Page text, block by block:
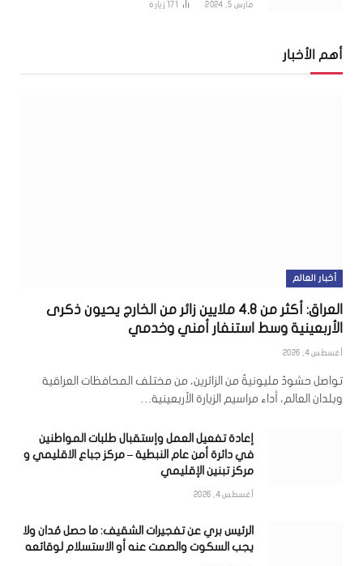
مارس 5, 2024 171 زيارة
أهم الأخبار
أخبار العالم
العراق: أكثر من 4.8 ملايين زائر من الخارج يحيون ذكرى
الأربعينية وسط استنفار أمني وخدمي
أغسطس 4, 2026
تواصل حشودٌ مليونيةٌ من الزائرين، من مختلف المحافظات العراقية
وبلدان العالم، أداء مراسيم الزيارة الأربعينية…
إعادة تفعيل العمل وإستقبال طلبات المواطنين
في دائرة أمن عام النبطية – مركز جباع الاقليمي و
مركز تبنين الإقليمي
أغسطس 4, 2026
الرئيس بري عن تفجيرات الشقيف: ما حصل مُدان ولا
يجب السكوت والصمت عنه أو الاستسلام لوقائعه